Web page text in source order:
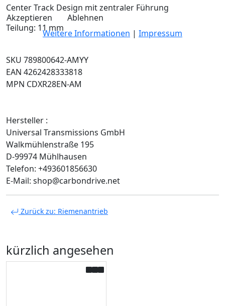
Center Track Design mit zentraler Führung
Teilung: 11 mm
SKU 789800642-AMYY
EAN 4262428333818
MPN CDXR28EN-AM
Hersteller :
Universal Transmissions GmbH
Walkmühlenstraße 195
D-99974 Mühlhausen
Telefon: +493601856630
E-Mail: shop@carbondrive.net
Zurück zu: Riemenantrieb
kürzlich angesehen
Akzeptieren
Ablehnen
Weitere Informationen | Impressum